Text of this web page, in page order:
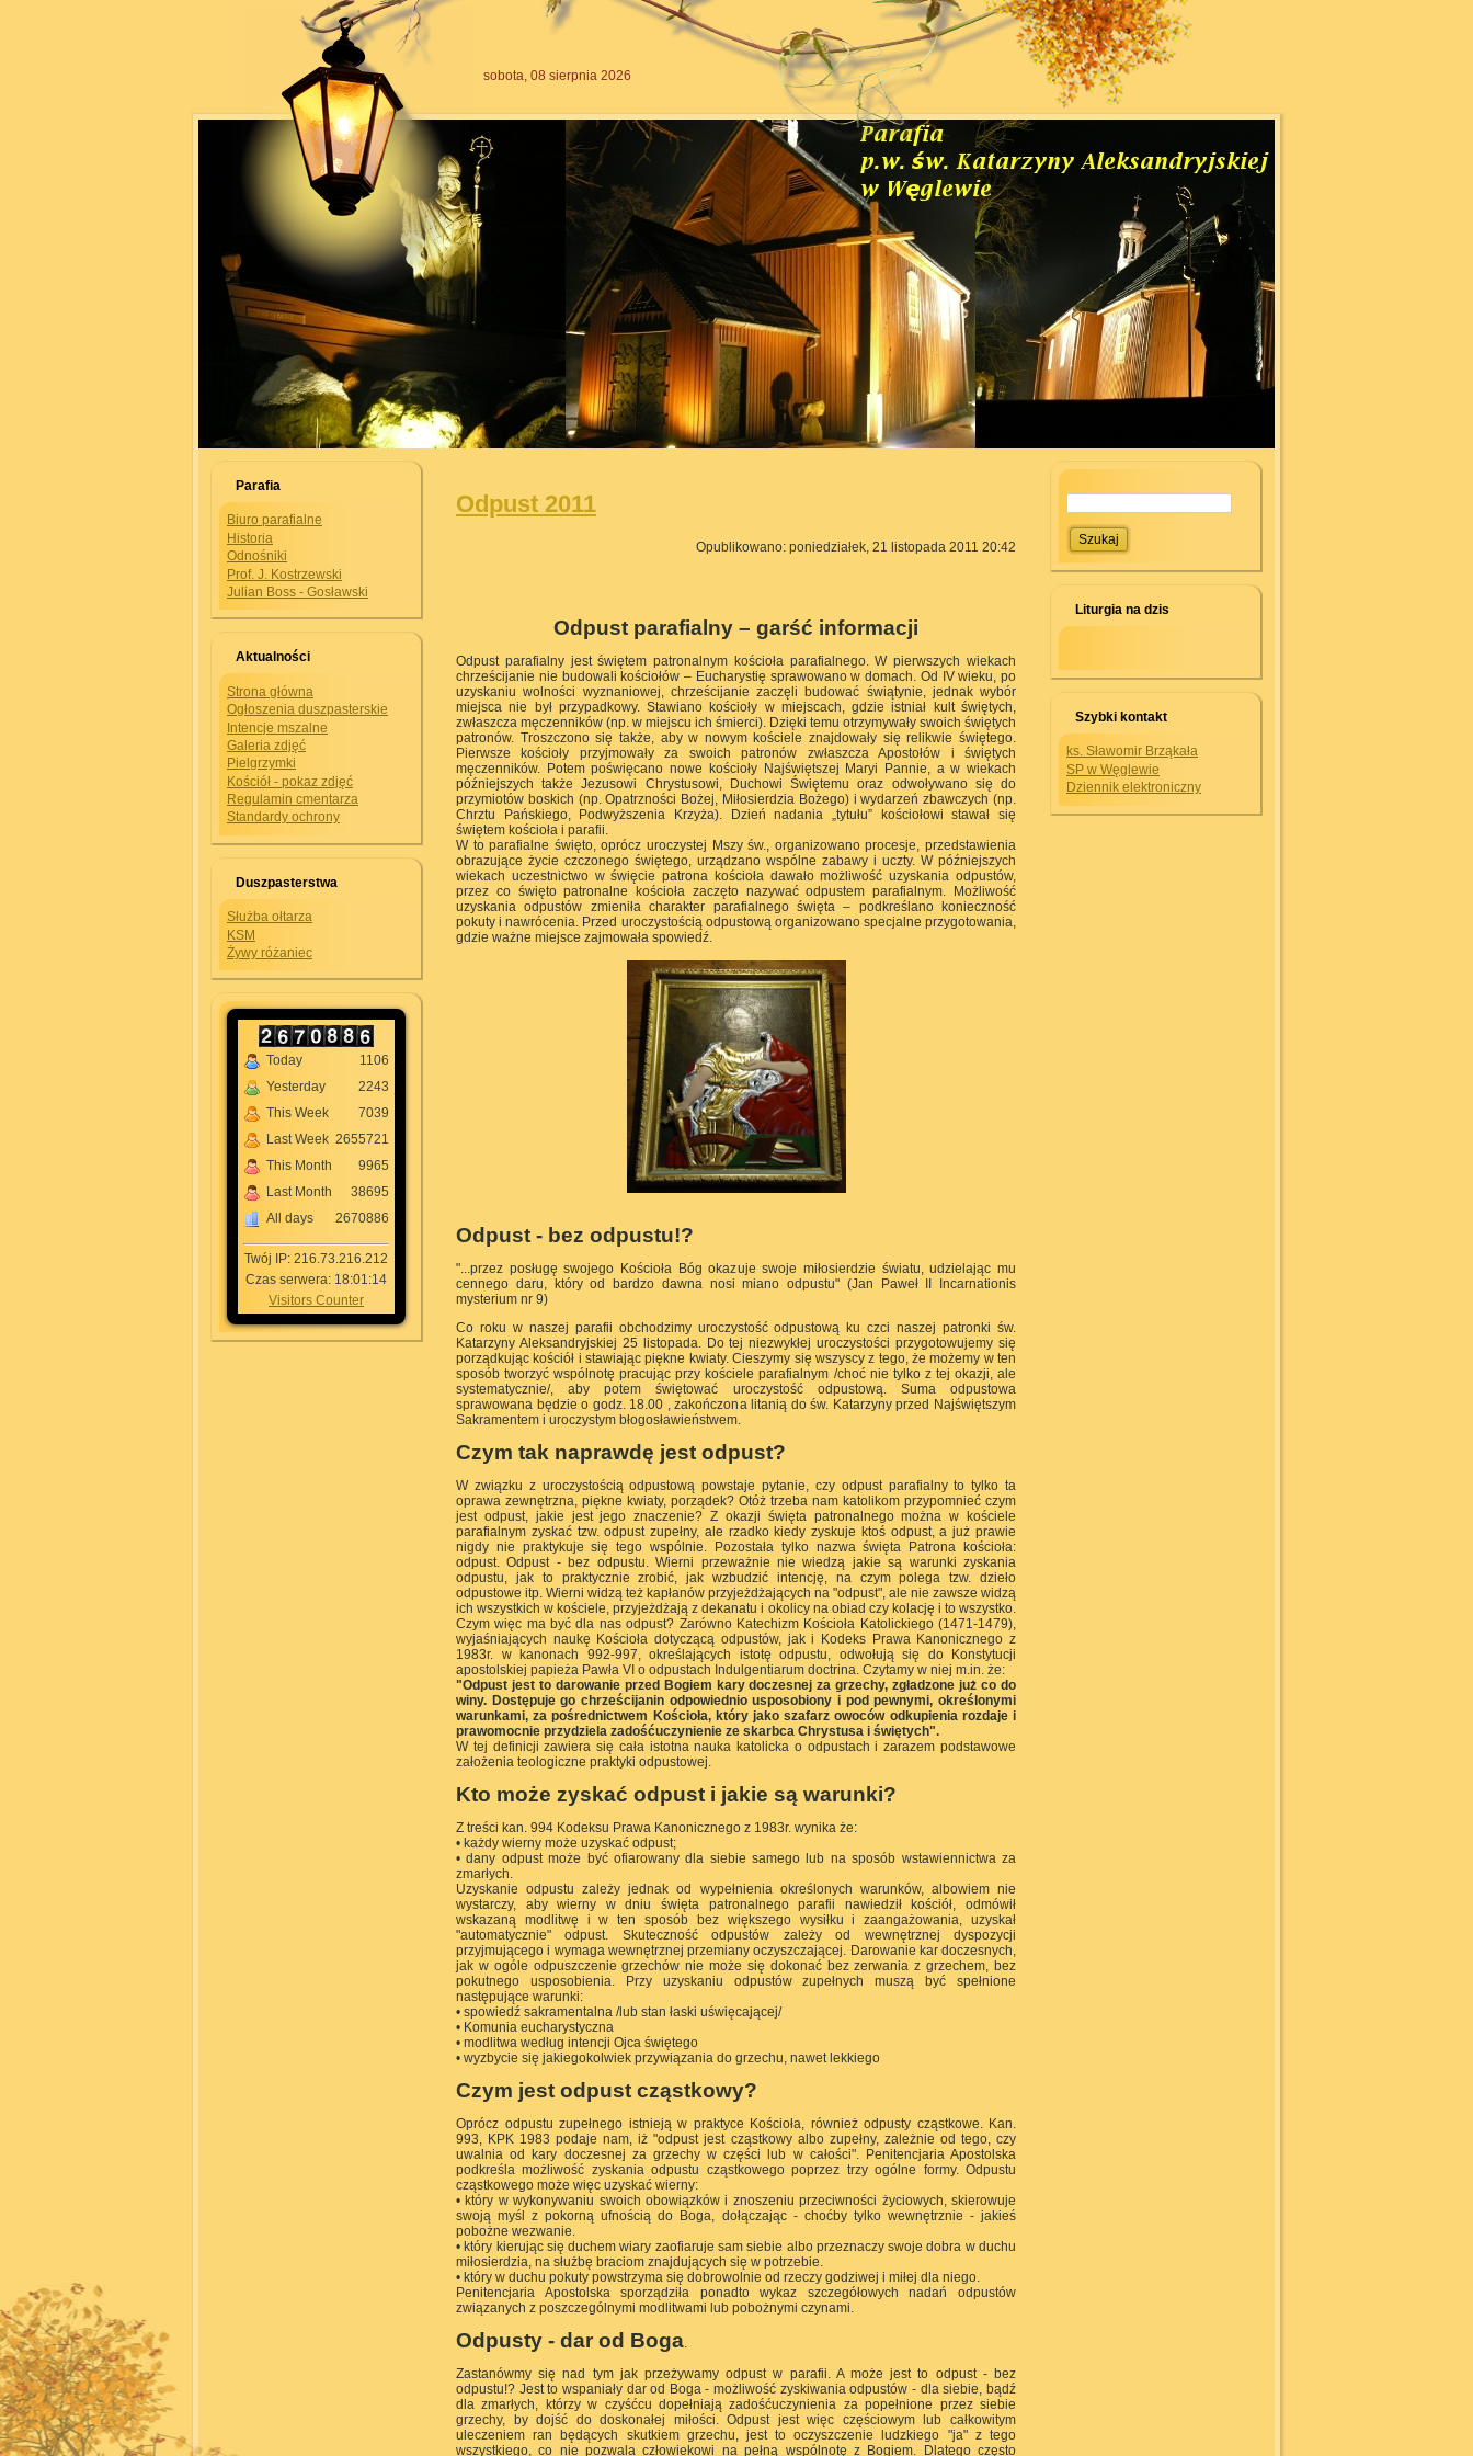
sobota, 08 sierpnia 2026
Parafia
Biuro parafialne
Historia
Odnośniki
Prof. J. Kostrzewski
Julian Boss - Gosławski
Aktualności
Strona główna
Ogłoszenia duszpasterskie
Intencje mszalne
Galeria zdjęć
Pielgrzymki
Kościół - pokaz zdjęć
Regulamin cmentarza
Standardy ochrony
Duszpasterstwa
Służba ołtarza
KSM
Żywy różaniec
Today
Yesterday
This Week
Last Week
This Month
Last Month
All days
1106
2243
7039
2655721
9965
38695
2670886
Twój IP: 216.73.216.212
Czas serwera: 18:01:14
Visitors Counter
Odpust 2011
Opublikowano: poniedziałek, 21 listopada 2011 20:42
Odpust parafialny – garść informacji
Odpust parafialny jest świętem patronalnym kościoła parafialnego. W pierwszych wiekach
chrześcijanie nie budowali kościołów – Eucharystię sprawowano w domach. Od IV wieku, po
uzyskaniu wolności wyznaniowej, chrześcijanie zaczęli budować świątynie, jednak wybór
miejsca nie był przypadkowy. Stawiano kościoły w miejscach, gdzie istniał kult świętych,
zwłaszcza męczenników (np. w miejscu ich śmierci). Dzięki temu otrzymywały swoich świętych
patronów. Troszczono się także, aby w nowym kościele znajdowały się relikwie świętego.
Pierwsze kościoły przyjmowały za swoich patronów zwłaszcza Apostołów i świętych
męczenników. Potem poświęcano nowe kościoły Najświętszej Maryi Pannie, a w wiekach
późniejszych także Jezusowi Chrystusowi, Duchowi Świętemu oraz odwoływano się do
przymiotów boskich (np. Opatrzności Bożej, Miłosierdzia Bożego) i wydarzeń zbawczych (np.
Chrztu Pańskiego, Podwyższenia Krzyża). Dzień nadania „tytułu” kościołowi stawał się
świętem kościoła i parafii.
W to parafialne święto, oprócz uroczystej Mszy św., organizowano procesje, przedstawienia
obrazujące życie czczonego świętego, urządzano wspólne zabawy i uczty. W późniejszych
wiekach uczestnictwo w święcie patrona kościoła dawało możliwość uzyskania odpustów,
przez co święto patronalne kościoła zaczęto nazywać odpustem parafialnym. Możliwość
uzyskania odpustów zmieniła charakter parafialnego święta – podkreślano konieczność
pokuty i nawrócenia. Przed uroczystością odpustową organizowano specjalne przygotowania,
gdzie ważne miejsce zajmowała spowiedź.
Odpust - bez odpustu!?
"...przez posługę swojego Kościoła Bóg okazuje swoje miłosierdzie światu, udzielając mu
cennego daru, który od bardzo dawna nosi miano odpustu" (Jan Paweł II Incarnationis
mysterium nr 9)
Co roku w naszej parafii obchodzimy uroczystość odpustową ku czci naszej patronki św.
Katarzyny Aleksandryjskiej 25 listopada. Do tej niezwykłej uroczystości przygotowujemy się
porządkując kościół i stawiając piękne kwiaty. Cieszymy się wszyscy z tego, że możemy w ten
sposób tworzyć wspólnotę pracując przy kościele parafialnym /choć nie tylko z tej okazji, ale
systematycznie/, aby potem świętować uroczystość odpustową. Suma odpustowa
sprawowana będzie o godz. 18.00 , zakończona litanią do św. Katarzyny przed Najświętszym
Sakramentem i uroczystym błogosławieństwem.
Czym tak naprawdę jest odpust?
W związku z uroczystością odpustową powstaje pytanie, czy odpust parafialny to tylko ta
oprawa zewnętrzna, piękne kwiaty, porządek? Otóż trzeba nam katolikom przypomnieć czym
jest odpust, jakie jest jego znaczenie? Z okazji święta patronalnego można w kościele
parafialnym zyskać tzw. odpust zupełny, ale rzadko kiedy zyskuje ktoś odpust, a już prawie
nigdy nie praktykuje się tego wspólnie. Pozostała tylko nazwa święta Patrona kościoła:
odpust. Odpust - bez odpustu. Wierni przeważnie nie wiedzą jakie są warunki zyskania
odpustu, jak to praktycznie zrobić, jak wzbudzić intencję, na czym polega tzw. dzieło
odpustowe itp. Wierni widzą też kapłanów przyjeżdżających na "odpust", ale nie zawsze widzą
ich wszystkich w kościele, przyjeżdżają z dekanatu i okolicy na obiad czy kolację i to wszystko.
Czym więc ma być dla nas odpust? Zarówno Katechizm Kościoła Katolickiego (1471-1479),
wyjaśniających naukę Kościoła dotyczącą odpustów, jak i Kodeks Prawa Kanonicznego z
1983r. w kanonach 992-997, określających istotę odpustu, odwołują się do Konstytucji
apostolskiej papieża Pawła VI o odpustach Indulgentiarum doctrina. Czytamy w niej m.in. że:
"Odpust jest to darowanie przed Bogiem kary doczesnej za grzechy, zgładzone już co do
winy. Dostępuje go chrześcijanin odpowiednio usposobiony i pod pewnymi, określonymi
warunkami, za pośrednictwem Kościoła, który jako szafarz owoców odkupienia rozdaje i
prawomocnie przydziela zadośćuczynienie ze skarbca Chrystusa i świętych".
W tej definicji zawiera się cała istotna nauka katolicka o odpustach i zarazem podstawowe
założenia teologiczne praktyki odpustowej.
Kto może zyskać odpust i jakie są warunki?
Z treści kan. 994 Kodeksu Prawa Kanonicznego z 1983r. wynika że:
• każdy wierny może uzyskać odpust;
• dany odpust może być ofiarowany dla siebie samego lub na sposób wstawiennictwa za
zmarłych.
Uzyskanie odpustu zależy jednak od wypełnienia określonych warunków, albowiem nie
wystarczy, aby wierny w dniu święta patronalnego parafii nawiedził kościół, odmówił
wskazaną modlitwę i w ten sposób bez większego wysiłku i zaangażowania, uzyskał
"automatycznie" odpust. Skuteczność odpustów zależy od wewnętrznej dyspozycji
przyjmującego i wymaga wewnętrznej przemiany oczyszczającej. Darowanie kar doczesnych,
jak w ogóle odpuszczenie grzechów nie może się dokonać bez zerwania z grzechem, bez
pokutnego usposobienia. Przy uzyskaniu odpustów zupełnych muszą być spełnione
następujące warunki:
• spowiedź sakramentalna /lub stan łaski uświęcającej/
• Komunia eucharystyczna
• modlitwa według intencji Ojca świętego
• wyzbycie się jakiegokolwiek przywiązania do grzechu, nawet lekkiego
Czym jest odpust cząstkowy?
Oprócz odpustu zupełnego istnieją w praktyce Kościoła, również odpusty cząstkowe. Kan.
993, KPK 1983 podaje nam, iż "odpust jest cząstkowy albo zupełny, zależnie od tego, czy
uwalnia od kary doczesnej za grzechy w części lub w całości". Penitencjaria Apostolska
podkreśla możliwość zyskania odpustu cząstkowego poprzez trzy ogólne formy. Odpustu
cząstkowego może więc uzyskać wierny:
• który w wykonywaniu swoich obowiązków i znoszeniu przeciwności życiowych, skierowuje
swoją myśl z pokorną ufnością do Boga, dołączając - choćby tylko wewnętrznie - jakieś
pobożne wezwanie.
• który kierując się duchem wiary zaofiaruje sam siebie albo przeznaczy swoje dobra w duchu
miłosierdzia, na służbę braciom znajdujących się w potrzebie.
• który w duchu pokuty powstrzyma się dobrowolnie od rzeczy godziwej i miłej dla niego.
Penitencjaria Apostolska sporządziła ponadto wykaz szczegółowych nadań odpustów
związanych z poszczególnymi modlitwami lub pobożnymi czynami.
Odpusty - dar od Boga
Zastanówmy się nad tym jak przeżywamy odpust w parafii. A może jest to odpust - bez
odpustu!? Jest to wspaniały dar od Boga - możliwość zyskiwania odpustów - dla siebie, bądź
dla zmarłych, którzy w czyśćcu dopełniają zadośćuczynienia za popełnione przez siebie
grzechy, by dojść do doskonałej miłości. Odpust jest więc częściowym lub całkowitym
uleczeniem ran będących skutkiem grzechu, jest to oczyszczenie ludzkiego "ja" z tego
wszystkiego, co nie pozwala człowiekowi na pełną wspólnotę z Bogiem. Dlatego często
Liturgia na dzis
Szybki kontakt
ks. Sławomir Brząkała
SP w Węglewie
Dziennik elektroniczny